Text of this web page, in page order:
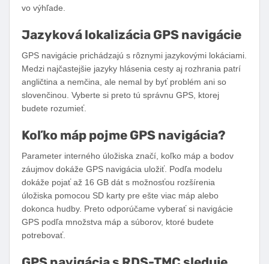
vo výhľade.
Jazyková lokalizácia GPS navigácie
GPS navigácie prichádzajú s rôznymi jazykovými lokáciami.
Medzi najčastejšie jazyky hlásenia cesty aj rozhrania patrí
angličtina a nemčina, ale nemal by byť problém ani so
slovenčinou. Vyberte si preto tú správnu GPS, ktorej
budete rozumieť.
Koľko máp pojme GPS navigácia?
Parameter interného úložiska značí, koľko máp a bodov
záujmov dokáže GPS navigácia uložiť. Podľa modelu
dokáže pojať až 16 GB dát s možnosťou rozšírenia
úložiska pomocou SD karty pre ešte viac máp alebo
dokonca hudby. Preto odporúčame vyberať si navigácie
GPS podľa množstva máp a súborov, ktoré budete
potrebovať.